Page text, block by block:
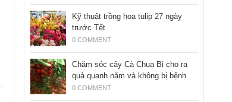
Kỹ thuật trồng hoa tulip 27 ngày
trước Tết
0 COMMENT
Chăm sóc cây Cà Chua Bi cho ra
quả quanh năm và không bị bệnh
0 COMMENT